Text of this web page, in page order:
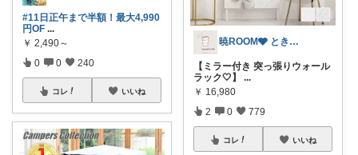
#11日正午まで半額！最大4,990
円OF ...
￥ 2,490～
0 0 240
コレ いいね
暁ROOM🩶 ときめく暮らしのセレクト
【ミラー付き 突っ張りウォール
ラック🤍】 ...
￥ 16,980
2 0 779
コレ いいね